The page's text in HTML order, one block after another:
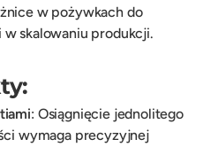
w pożywkach do
skalowaniu produkcji.
: Osiągnięcie jednolitego
wymaga precyzyjnej